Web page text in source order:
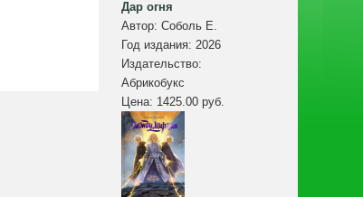
Дар огня
Автор: Соболь Е.
Год издания: 2026
Издательство:
Абрикобукс
Цена: 1425.00 руб.